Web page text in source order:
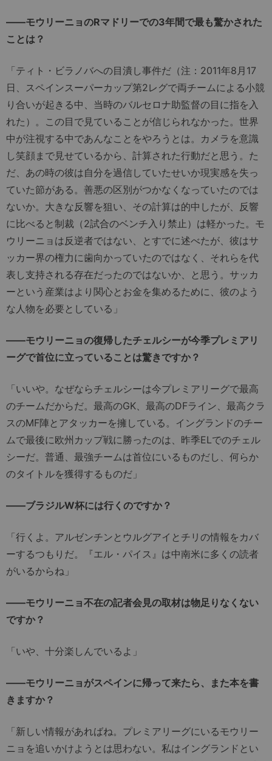
――モウリーニョのRマドリーでの3年間で最も驚かされた
ことは？
「ティト・ビラノバへの目潰し事件だ（注：2011年8月17
日、スペインスーパーカップ第2レグで両チームによる小競
り合いが起きる中、当時のバルセロナ助監督の目に指を入
れた）。この目で見ていることが信じられなかった。世界
中が注視する中であんなことをやろうとは。カメラを意識
し笑顔まで見せているから、計算された行動だと思う。た
だ、あの時の彼は自分を過信していたせいか現実感を失っ
ていた節がある。善悪の区別がつかなくなっていたのでは
ないか。大きな反響を狙い、その計算は的中したが、反響
に比べると制裁（2試合のベンチ入り禁止）は軽かった。モ
ウリーニョは反逆者ではない、とすでに述べたが、彼はサ
ッカー界の権力に歯向かっていたのではなく、それらを代
表し支持される存在だったのではないか、と思う。サッカ
ーという産業はより関心とお金を集めるために、彼のよう
な人物を必要としている」
――モウリーニョの復帰したチェルシーが今季プレミアリ
ーグで首位に立っていることは驚きですか？
「いいや。なぜならチェルシーは今プレミアリーグで最高
のチームだからだ。最高のGK、最高のDFライン、最高クラ
スのMF陣とアタッカーを擁している。イングランドのチー
ムで最後に欧州カップ戦に勝ったのは、昨季ELでのチェル
シーだ。普通、最強チームは首位にいるものだし、何らか
のタイトルを獲得するものだ」
――ブラジルW杯には行くのですか？
「行くよ。アルゼンチンとウルグアイとチリの情報をカバ
ーするつもりだ。『エル・パイス』は中南米に多くの読者
がいるからね」
――モウリーニョ不在の記者会見の取材は物足りなくない
ですか？
「いや、十分楽しんでいるよ」
――モウリーニョがスペインに帰って来たら、また本を書
きますか？
「新しい情報があればね。プレミアリーグにいるモウリー
ニョを追いかけようとは思わない。私はイングランドとい